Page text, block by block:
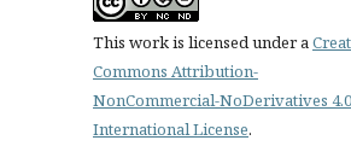
This work is licensed under a
Commons Attribution-
NonCommercial-NoDerivatives 4.0
International License.